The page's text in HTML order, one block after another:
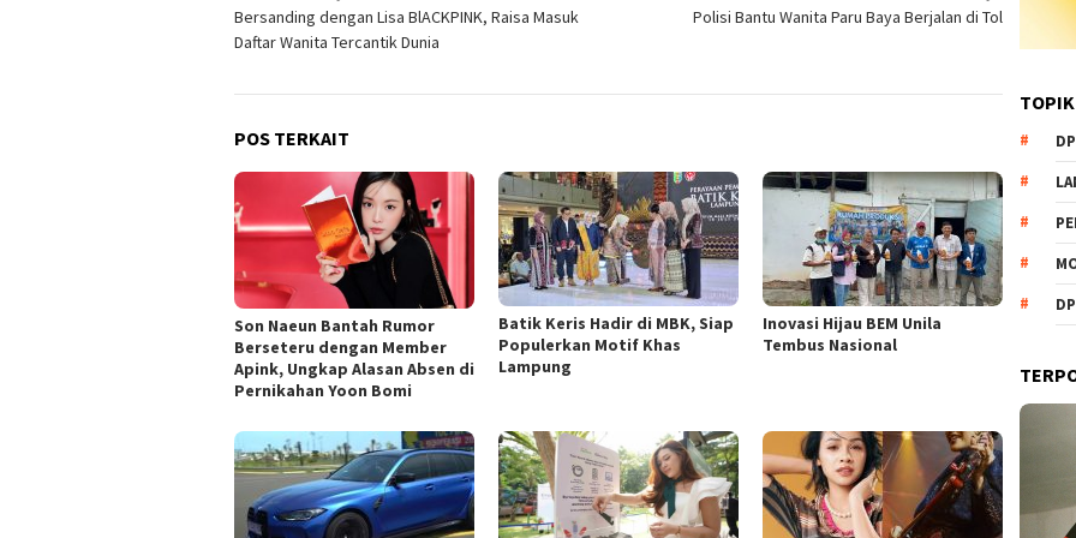
pos
Bersanding dengan Lisa BlACKPINK, Raisa Masuk
Daftar Wanita Tercantik Dunia
Polisi Bantu Wanita Paru Baya Berjalan di Tol
POS TERKAIT
Son Naeun Bantah Rumor
Berseteru dengan Member
Apink, Ungkap Alasan Absen di
Pernikahan Yoon Bomi
Batik Keris Hadir di MBK, Siap
Populerkan Motif Khas
Lampung
Inovasi Hijau BEM Unila
Tembus Nasional